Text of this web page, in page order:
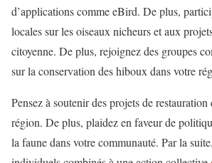
d’applications comme eBird. De plus,
locales sur les oiseaux nicheurs et aux
citoyenne. De plus, rejoignez des groupes
sur la conservation des hiboux dans votre
Pensez à soutenir des projets de restauration
région. De plus, plaidez en faveur de
la faune dans votre communauté. Par la